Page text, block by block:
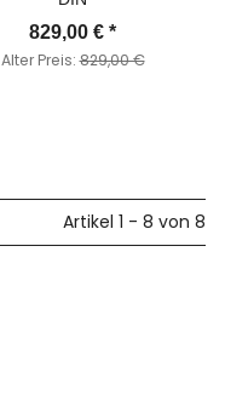
829,00 € *
Alter Preis:829,00 €
Artikel 1 - 8 von 8